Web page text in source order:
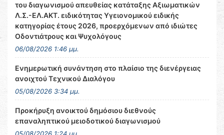
του διαγωνισμού απευθείας κατάταξης Αξιωματικών
Λ.Σ.-ΕΛ.ΑΚΤ. ειδικότητας Υγειονομικού ειδικής
κατηγορίας έτους 2026, προερχόμενων από ιδιώτες
Οδοντιάτρους και Ψυχολόγους
06/08/2026 1:46 μμ.
Ενημερωτική συνάντηση στο πλαίσιο της διενέργειας
ανοιχτού Τεχνικού Διαλόγου
05/08/2026 3:34 μμ.
Προκήρυξη ανοικτού δημόσιου διεθνούς
επαναληπτικού μειοδοτικού διαγωνισμού